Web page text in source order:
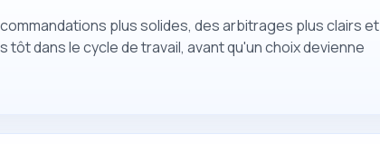
plus solides, des arbitrages plus clairs et
dans le cycle de travail, avant qu'un choix devienne